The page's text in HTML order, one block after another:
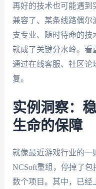
再好的技术也可能遇
兼容了、某条线路偶尔
支专业、随时待命的技
就成了关键分水岭。看
通过在线客服、社区论
复。
实例洞察：
生命的保障
就像最近游戏行业的一
NCSoft重组，停掉了包
数个项目。其中，已经